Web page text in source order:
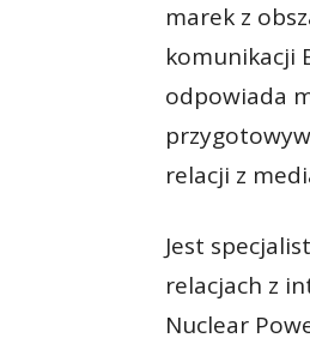
marek z
komunikacji
odpowiada
relacji z
Jest
relacjach z
Nuclear